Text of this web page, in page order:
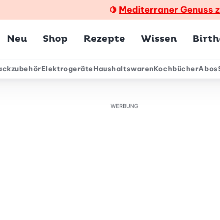
🍋 Mediterraner Genuss
Neu Shop Rezepte Wissen
ElektrogeräteHaushaltswarenKochbücherAbos
WERBUNG